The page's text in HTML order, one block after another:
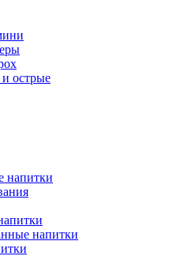
острые
напитки
напитки